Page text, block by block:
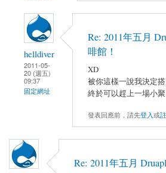
helldiver
2011-05-
20 (週五)
09:37
固定網址
Re: 2011年五月
啡館！
XD
被你這樣一說我決定搭
終於可以趕上一場小
發表回應前，請先登入或
Re: 2011年五月